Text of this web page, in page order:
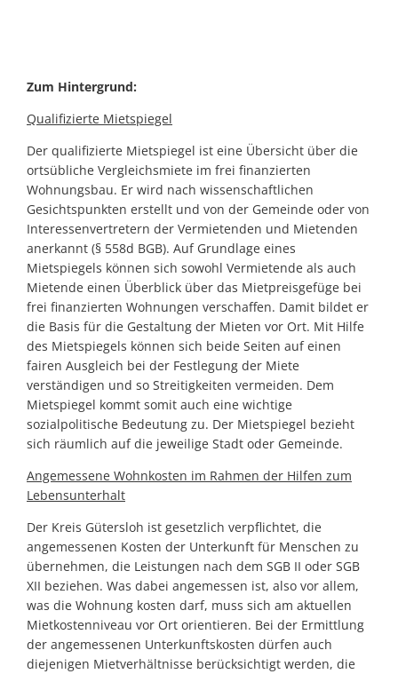
Zum Hintergrund:
Qualifizierte Mietspiegel
Der qualifizierte Mietspiegel ist eine Übersicht über die
ortsübliche Vergleichsmiete im frei finanzierten
Wohnungsbau. Er wird nach wissenschaftlichen
Gesichtspunkten erstellt und von der Gemeinde oder von
Interessenvertretern der Vermietenden und Mietenden
anerkannt (§ 558d BGB). Auf Grundlage eines
Mietspiegels können sich sowohl Vermietende als auch
Mietende einen Überblick über das Mietpreisgefüge bei
frei finanzierten Wohnungen verschaffen. Damit bildet er
die Basis für die Gestaltung der Mieten vor Ort. Mit Hilfe
des Mietspiegels können sich beide Seiten auf einen
fairen Ausgleich bei der Festlegung der Miete
verständigen und so Streitigkeiten vermeiden. Dem
Mietspiegel kommt somit auch eine wichtige
sozialpolitische Bedeutung zu. Der Mietspiegel bezieht
sich räumlich auf die jeweilige Stadt oder Gemeinde.
Angemessene Wohnkosten im Rahmen der Hilfen zum
Lebensunterhalt
Der Kreis Gütersloh ist gesetzlich verpflichtet, die
angemessenen Kosten der Unterkunft für Menschen zu
übernehmen, die Leistungen nach dem SGB II oder SGB
XII beziehen. Was dabei angemessen ist, also vor allem,
was die Wohnung kosten darf, muss sich am aktuellen
Mietkostenniveau vor Ort orientieren. Bei der Ermittlung
der angemessenen Unterkunftskosten dürfen auch
diejenigen Mietverhältnisse berücksichtigt werden, die